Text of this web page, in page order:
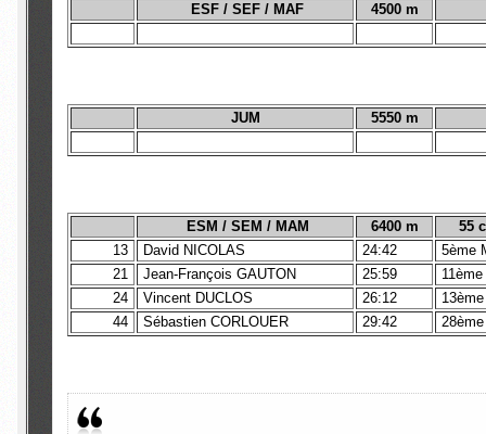
ESF / SEF / MAF 4500 m
JUM 5550 m
ESM / SEM / MAM 6400 m
55
13
David NICOLAS 24:42
5ème
21
Jean-François GAUTON 25:59
24
Vincent DUCLOS 26:12
44
Sébastien CORLOUER 29:42